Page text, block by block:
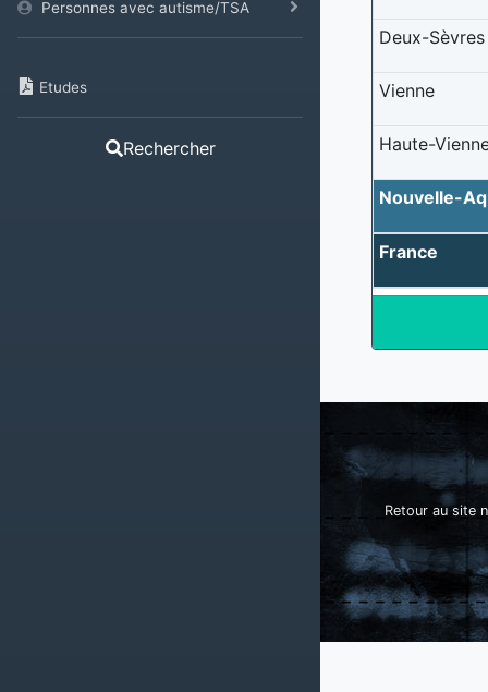
Personnes avec autisme/TSA
Etudes
Rechercher
Deux-Sèvres
Vienne
Haute-
Nouvelle-
France
Retour au site